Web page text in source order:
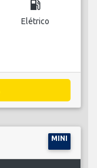
local_gas_station
Elétrico
MINI